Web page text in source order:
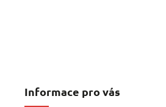
Informace pro vás